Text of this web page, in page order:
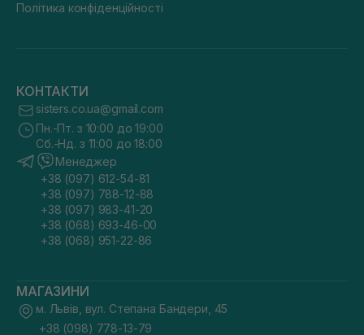
Політика конфіденційності
КОНТАКТИ
sisters.co.ua@gmail.com
Пн.-Пт. з 10:00 до 19:00
Сб.-Нд. з 11:00 до 18:00
Менеджер
+38 (097) 612-54-81
+38 (097) 788-12-88
+38 (097) 983-41-20
+38 (068) 693-46-00
+38 (068) 951-22-86
МАГАЗИНИ
м. Львів, вул. Степана Бандери, 45
+38 (098) 778-13-79